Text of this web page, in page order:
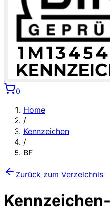
0
Home
/
Kennzeichen
/
BF
Zurück zum Verzeichnis
Kennzeichen-